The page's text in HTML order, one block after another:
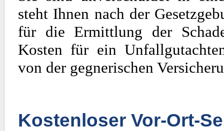
steht Ihnen nach der
für die Ermittlung der
Kosten für ein
von der gegnerischen
Kostenloser Vor-Ort-